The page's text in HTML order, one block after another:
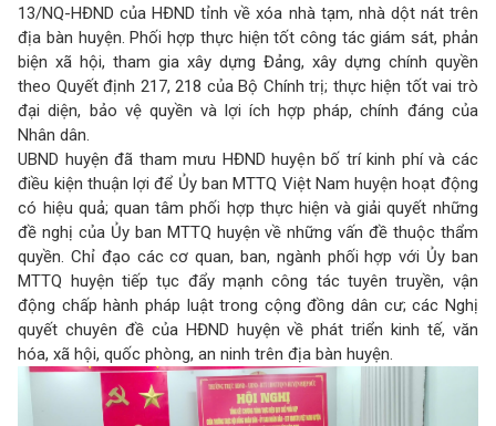
13/NQ-HĐND của HĐND tỉnh về xóa nhà tạm, nhà dột nát trên
địa bàn huyện. Phối hợp thực hiện tốt công tác giám sát, phản
biện xã hội, tham gia xây dựng Đảng, xây dựng chính quyền
theo Quyết định 217, 218 của Bộ Chính trị; thực hiện tốt vai trò
đại diện, bảo vệ quyền và lợi ích hợp pháp, chính đáng của
Nhân dân.
UBND huyện đã tham mưu HĐND huyện bố trí kinh phí và các
điều kiện thuận lợi để Ủy ban MTTQ Việt Nam huyện hoạt động
có hiệu quả; quan tâm phối hợp thực hiện và giải quyết những
đề nghị của Ủy ban MTTQ huyện về những vấn đề thuộc thẩm
quyền. Chỉ đạo các cơ quan, ban, ngành phối hợp với Ủy ban
MTTQ huyện tiếp tục đẩy mạnh công tác tuyên truyền, vận
động chấp hành pháp luật trong cộng đồng dân cư; các Nghị
quyết chuyên đề của HĐND huyện về phát triển kinh tế, văn
hóa, xã hội, quốc phòng, an ninh trên địa bàn huyện.